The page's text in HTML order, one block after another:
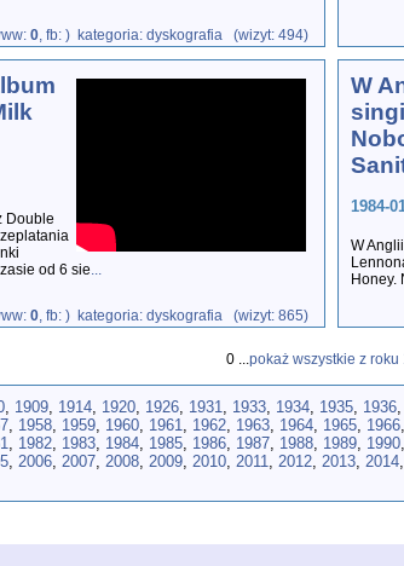
0, fb: ) kategoria: dyskografia (wizyt: 494)
Double
od 6 sie...
0, fb: ) kategoria: dyskografia (wizyt: 865)
W
1984-
W
Honey.
0 ...pokaż wszystkie z roku
, 1909, 1914, 1920, 1926, 1931, 1933, 1934, 1935, 1936,
, 1958, 1959, 1960, 1961, 1962, 1963, 1964, 1965, 1966,
, 1982, 1983, 1984, 1985, 1986, 1987, 1988, 1989, 1990,
, 2006, 2007, 2008, 2009, 2010, 2011, 2012, 2013, 2014,